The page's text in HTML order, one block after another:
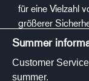
für eine Vielzahl
größerer
leisten.
Sozialen Medien
Summer
Customer
summer.